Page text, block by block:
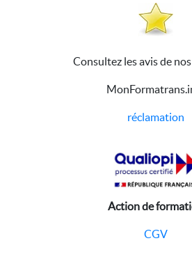
Consultez les avis de
réclamation
Action de
CGV